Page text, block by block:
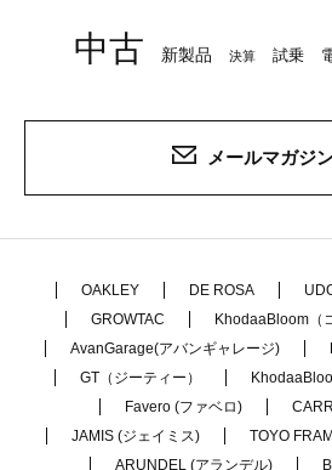
中古
新製品 決算 試乗
メールマガジ
OAKLEY DE ROSA
GROWTAC
KhodaaBloom（
AvanGarage(アバンギャレージ)
GT（ジーティー）
Favero (ファベロ)
JAMIS (ジェイミス)
TOYO
ARUNDEL (アランデル)